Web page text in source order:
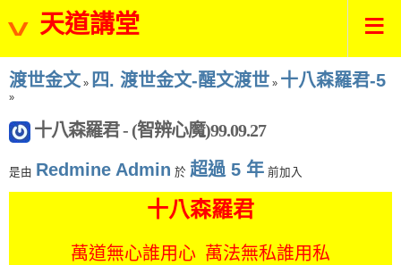
天道講堂
渡世金文 » 四. 渡世金文-醒文渡世 » 十八森羅君-5
»
十八森羅君 - (智辨心魔)99.09.27
是由 Redmine Admin 於 超過 5 年 前加入
十八森羅君
萬道無心誰用心 萬法無私誰用私